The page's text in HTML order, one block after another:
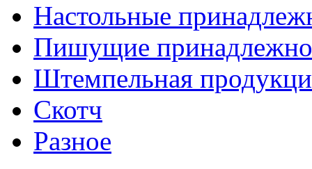
Настольные
Пишущие
Штемпельная
Скотч
Разное